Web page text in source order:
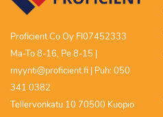
Proficient Co Oy FI07452333
Ma-To 8-16, Pe 8-15 |
myynti@proficient.fi | Puh: 050
341 0382
Tellervonkatu 10 70500 Kuopio